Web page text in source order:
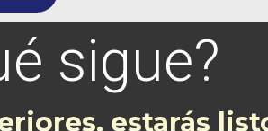
sigue?
estarás